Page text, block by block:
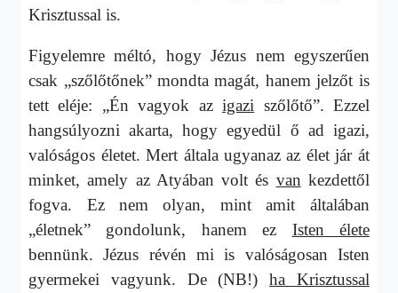
Krisztussal is.
Figyelemre méltó, hogy Jézus nem egyszerűen
csak „szőlőtőnek” mondta magát, hanem jelzőt is
tett eléje: „Én vagyok azigazi szőlőtő”. Ezzel
hangsúlyozni akarta, hogy egyedül ő ad igazi,
valóságos életet. Mert általa ugyanaz az élet jár át
minket, amely az Atyában volt és van kezdettől
fogva. Ez nem olyan, mint amit általában
„életnek” gondolunk, hanem ez Isten élete
bennünk. Jézus révén mi is valóságosan Isten
gyermekei vagyunk. De (NB!)ha Krisztussal